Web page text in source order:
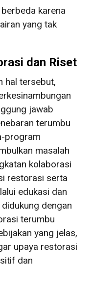
karena
yang tak
dan Riset
hal tersebut,
jawab
terumbu
program
masalah
kolaborasi
restorasi serta
edukasi dan
dengan
terumbu
yang jelas,
upaya restorasi
dan